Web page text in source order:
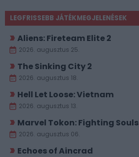
LEGFRISSEBB JÁTÉKMEGJELENÉSEK
Aliens: Fireteam Elite 2
2026. augusztus 25.
The Sinking City 2
2026. augusztus 18.
Hell Let Loose: Vietnam
2026. augusztus 13.
Marvel Tokon: Fighting Souls
2026. augusztus 06.
Echoes of Aincrad